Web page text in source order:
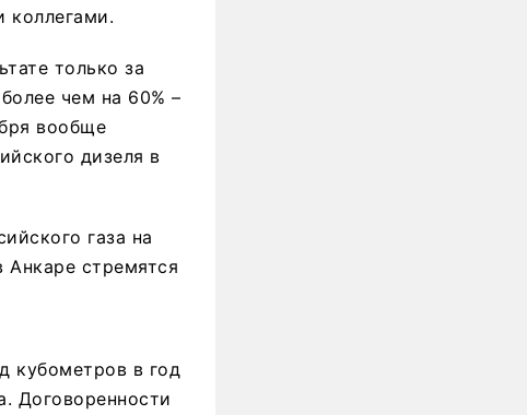
коллегами.
только за
чем на 60% –
вообще
дизеля в
газа на
Анкаре стремятся
кубометров в год
Договоренности